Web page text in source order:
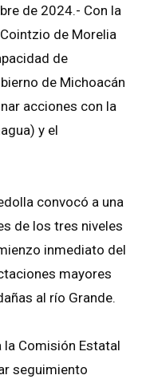
de 2024.- Con la
de Morelia
de
de Michoacán
acciones con la
y el
convocó a una
de los tres niveles
inmediato del
mayores
al río Grande.
Comisión Estatal
seguimiento